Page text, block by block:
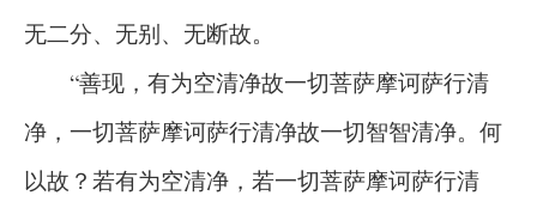
无二分、无别、无断故。
“善现，有为空清净故一切菩萨摩诃萨行清
净，一切菩萨摩诃萨行清净故一切智智清净。何
以故？若有为空清净，若一切菩萨摩诃萨行清